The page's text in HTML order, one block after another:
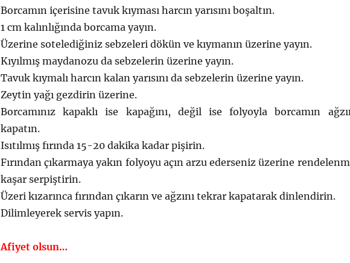
Borcamın içerisine tavuk kıyması harcın yarısını boşaltın.
1 cm kalınlığında borcama yayın.
Üzerine sotelediğiniz sebzeleri dökün ve kıymanın üzerine yayın.
Kıyılmış maydanozu da sebzelerin üzerine yayın.
Tavuk kıymalı harcın kalan yarısını da sebzelerin üzerine yayın.
Zeytin yağı gezdirin üzerine.
Borcamınız kapaklı ise kapağını, değil ise folyoyla borcamın
kapatın.
Isıtılmış fırında 15-20 dakika kadar pişirin.
Fırından çıkarmaya yakın folyoyu açın arzu ederseniz üzerine
kaşar serpiştirin.
Üzeri kızarınca fırından çıkarın ve ağzını tekrar kapatarak dinlendirin.
Dilimleyerek servis yapın.
Afiyet olsun…